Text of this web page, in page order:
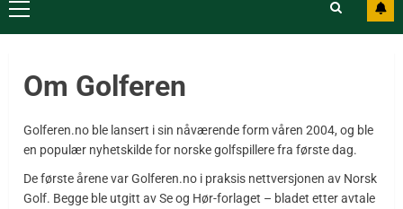
Om Golferen
Golferen.no ble lansert i sin nåværende form våren 2004, og ble
en populær nyhetskilde for norske golfspillere fra første dag.
De første årene var Golferen.no i praksis nettversjonen av Norsk
Golf. Begge ble utgitt av Se og Hør-forlaget – bladet etter avtale